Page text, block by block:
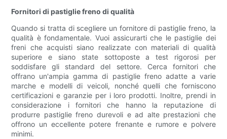
Fornitori di pastiglie freno di qualità
Quando si tratta di scegliere un fornitore di pastiglie freno, la
qualità è fondamentale. Vuoi assicurarti che le pastiglie dei
freni che acquisti siano realizzate con materiali di qualità
superiore e siano state sottoposte a test rigorosi per
soddisfare gli standard del settore. Cerca fornitori che
offrano un'ampia gamma di pastiglie freno adatte a varie
marche e modelli di veicoli, nonché quelli che forniscono
certificazioni e garanzie per i loro prodotti. Inoltre, prendi in
considerazione i fornitori che hanno la reputazione di
produrre pastiglie freno durevoli e ad alte prestazioni che
offrono un eccellente potere frenante e rumore e polvere
minimi.